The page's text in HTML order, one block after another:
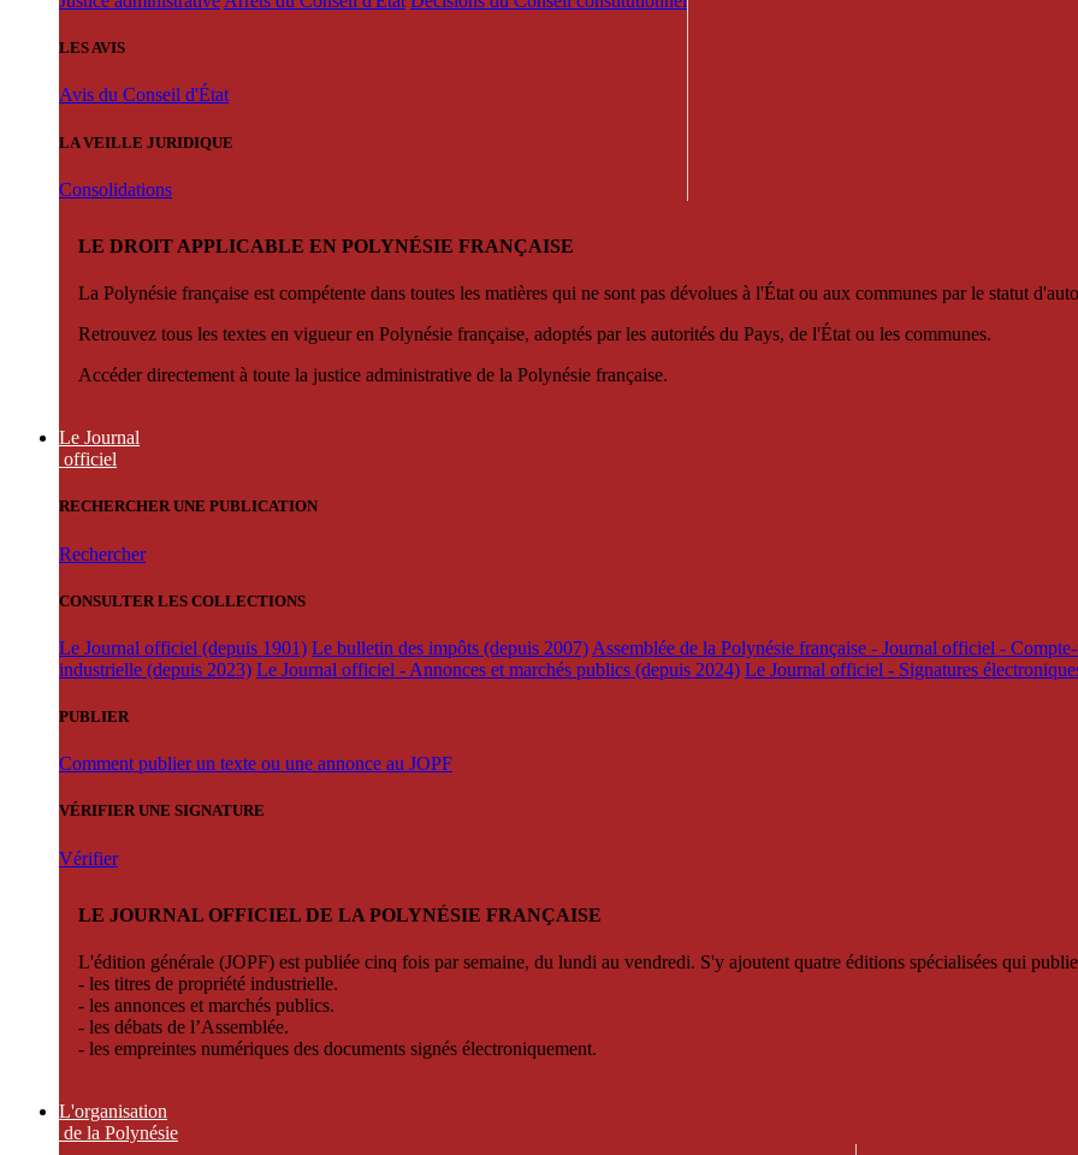
LES AVIS
Avis du Conseil d'État
LA VEILLE JURIDIQUE
Consolidations
LE DROIT APPLICABLE EN POLYNÉSIE FRANÇAISE
La Polynésie française est compétente dans toutes les matières qui ne sont pas dévolues à l'État ou aux communes par le statut
Retrouvez tous les textes en vigueur en Polynésie française, adoptés par les autorités du Pays, de l'État ou les communes.
Accéder directement à toute la justice administrative de la Polynésie française.
Le Journal
officiel
RECHERCHER UNE PUBLICATION
Rechercher
CONSULTER LES COLLECTIONS
Le Journal officiel (depuis 1901) Le bulletin des impôts (depuis 2007) Assemblée de la Polynésie française - Journal officiel -
industrielle (depuis 2023) Le Journal officiel - Annonces et marchés publics (depuis 2024) Le Journal officiel - Signatures
PUBLIER
Comment publier un texte ou une annonce au JOPF
VÉRIFIER UNE SIGNATURE
Vérifier
LE JOURNAL OFFICIEL DE LA POLYNÉSIE FRANÇAISE
L'édition générale (JOPF) est publiée cinq fois par semaine, du lundi au vendredi. S'y ajoutent quatre éditions spécialisées qui
- les titres de propriété industrielle.
- les annonces et marchés publics.
- les débats de l’Assemblée.
- les empreintes numériques des documents signés électroniquement.
L'organisation
de la Polynésie